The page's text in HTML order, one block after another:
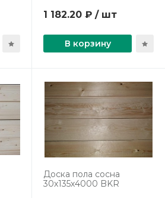
1 182.20 ₽ / шт
В корзину
Доска пола сосна
30х135х4000 BKR